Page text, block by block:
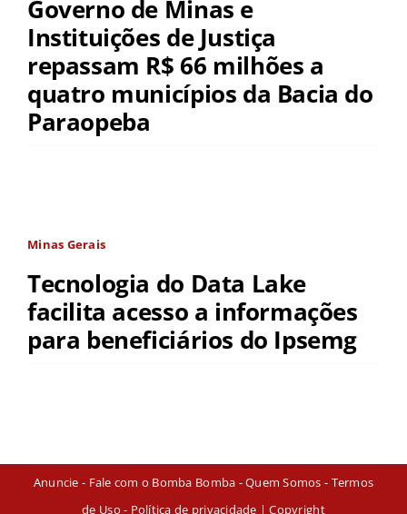
Governo de Minas e
Instituições de Justiça
repassam R$ 66 milhões a
quatro municípios da Bacia do
Paraopeba
Minas Gerais
Tecnologia do Data Lake
facilita acesso a informações
para beneficiários do Ipsemg
Anuncie - Fale com o Bomba Bomba -Quem Somos - Termos
de Uso - Política de privacidade | Copyright